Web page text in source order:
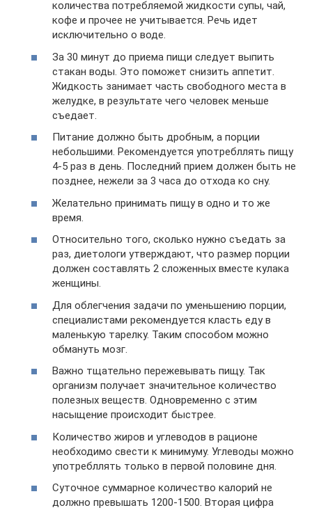
количества потрeбляемой жидкости супы, чай,
кофе и прочее не учитывается. Речь идет
исключительно о воде.
За 30 минут до приема пищи следует выпить
стакан воды. Это поможет снизить аппетит.
Жидкость занимает часть свободного места в
желудке, в результате чего человек меньше
съедает.
Питание должно быть дробным, а порции
небольшими. Рекомендуется употрeбллять пищу
4-5 раз в день. Последний прием должен быть не
позднее, нежели за 3 часа до отхода ко сну.
Желательно принимать пищу в одно и то же
время.
Относительно того, сколько нужно съедать за
раз, диетологи утверждают, что размер порции
должен составлять 2 сложенных вместе кулака
женщины.
Для облегчения задачи по уменьшению порции,
специалистами рекомендуется класть еду в
маленькую тарелку. Таким способом можно
обмануть мозг.
Важно тщательно пережевывать пищу. Так
организм получает значительное количество
полезных веществ. Одновременно с этим
насыщение происходит быстрее.
Количество жиров и углеводов в рационе
необходимо свести к минимуму. Углеводы можно
употрeбллять только в первой половине дня.
Суточное суммарное количество калорий не
должно превышать 1200-1500. Вторая цифра